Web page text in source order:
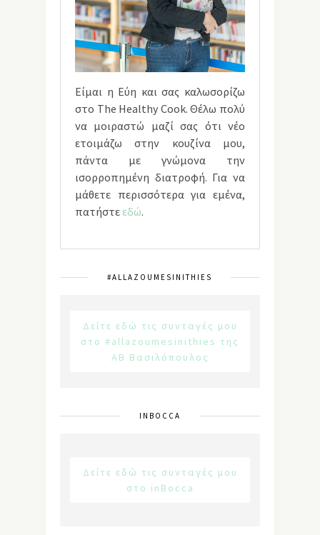
Είμαι η Εύη και σας καλωσορίζω
στο The Healthy Cook. Θέλω πολύ
να μοιραστώ μαζί σας ότι νέο
ετοιμάζω στην κουζίνα μου,
πάντα με γνώμονα την
ισορροπημένη διατροφή. Για να
μάθετε περισσότερα για εμένα,
πατήστε εδώ.
#ALLAZOUMESINITHIES
Δείτε εδώ τις συνταγές μου
στο #allazoumesinithies της
ΑΒ Βασιλόπουλος
INBOCCA
Δείτε εδώ τις συνταγές μου
στο inBocca